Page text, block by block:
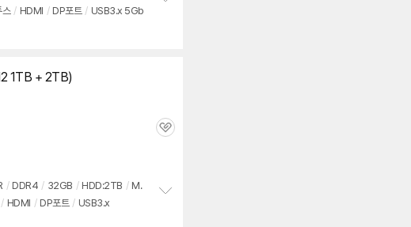
스 / HDMI / DP포트 / USB3.x 5Gb
1TB + 2TB)
관
/ DDR4 / 32GB / HDD:2TB / M.
/ HDMI / DP포트 / USB3.x